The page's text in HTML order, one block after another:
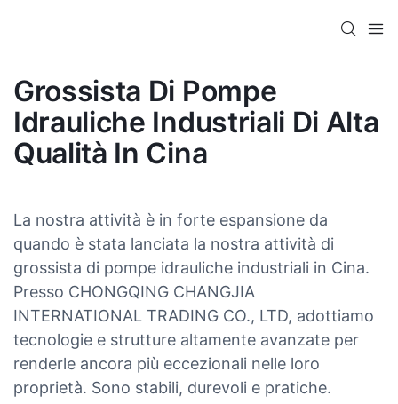
Grossista Di Pompe
Idrauliche Industriali Di Alta
Qualità In Cina
La nostra attività è in forte espansione da
quando è stata lanciata la nostra attività di
grossista di pompe idrauliche industriali in Cina.
Presso CHONGQING CHANGJIA
INTERNATIONAL TRADING CO., LTD, adottiamo
tecnologie e strutture altamente avanzate per
renderle ancora più eccezionali nelle loro
proprietà. Sono stabili, durevoli e pratiche.